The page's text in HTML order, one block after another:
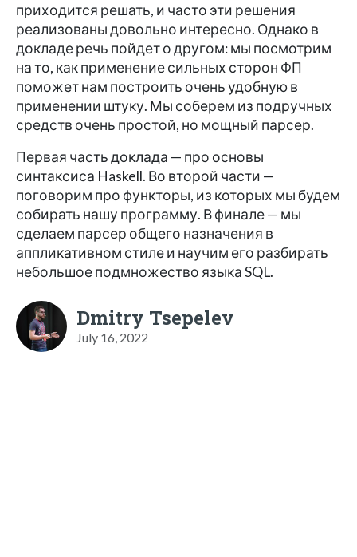
приходится решать, и часто эти решения
реализованы довольно интересно. Однако в
докладе речь пойдет о другом: мы посмотрим
на то, как применение сильных сторон ФП
поможет нам построить очень удобную в
применении штуку. Мы соберем из подручных
средств очень простой, но мощный парсер.
Первая часть доклада — про основы
синтаксиса Haskell. Во второй части —
поговорим про функторы, из которых мы будем
собирать нашу программу. В финале — мы
сделаем парсер общего назначения в
аппликативном стиле и научим его разбирать
небольшое подмножество языка SQL.
Dmitry Tsepelev
July 16, 2022